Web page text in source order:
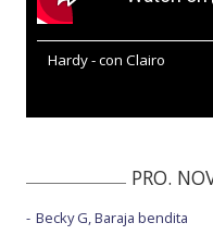
Hardy - con Clairo
PRO.
Becky G, Baraja bendita